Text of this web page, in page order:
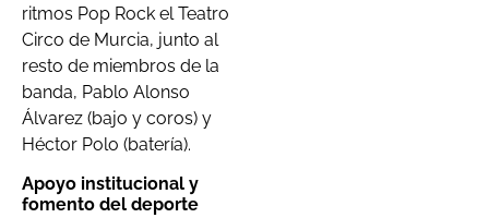
ritmos Pop Rock el Teatro
Circo de Murcia, junto al
resto de miembros de la
banda, Pablo Alonso
Álvarez (bajo y coros) y
Héctor Polo (batería).
Apoyo institucional y
fomento del deporte